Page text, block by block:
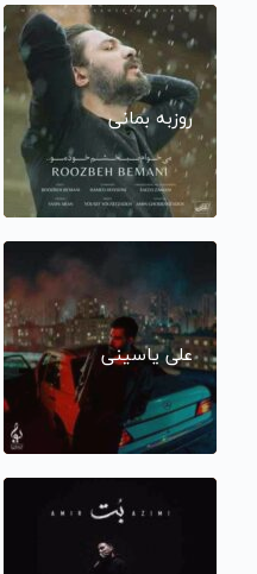
روزبه بمانی
علی یاسینی